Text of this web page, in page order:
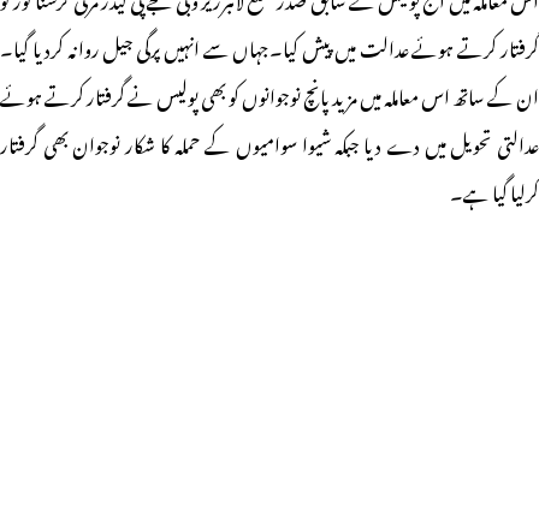
گرفتار کرتے ہوئے عدالت میں پیش کیا۔جہاں سے انہیں پرگی جیل روانہ کردیا گیا۔
ان کے ساتھ اس معاملہ میں مزید پانچ نوجوانوں کو بھی پولیس نے گرفتار کرتے ہوئے
عدالتی تحویل میں دے دیا جبکہ شیوا سوامیوں کے حملہ کا شکار نوجوان بھی گرفتار
کرلیا گیا ہے۔